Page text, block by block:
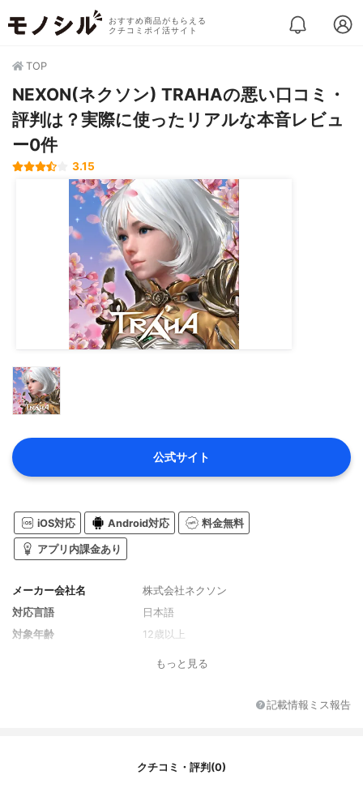
おすすめ商品がもらえる
クチコミポイ活サイト
TOP
NEXON(ネクソン) TRAHAの悪い口コミ・
評判は？実際に使ったリアルな本音レビュ
ー0件
3.15
公式サイト
iOS対応 Android対応 料金無料
アプリ内課金あり
メーカー会社名
株式会社ネクソン
対応言語
日本語
対象年齢
12歳以上
もっと見る
記載情報ミス報告
クチコミ・評判(0)